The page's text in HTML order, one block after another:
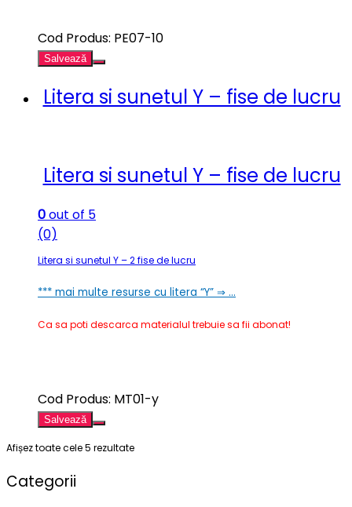
Cod Produs: PE07-10
Salvează
Litera si sunetul Y – fise de lucru
Litera si sunetul Y – fise de lucru
0out of 5
(0)
Litera si sunetul Y – 2 fise de lucru
*** mai multe resurse cu litera “Y” ⇒ …
Ca sa poti descarca materialul trebuie sa fii abonat!
Cod Produs: MT01-y
Salvează
Afișez toate cele 5 rezultate
Categorii